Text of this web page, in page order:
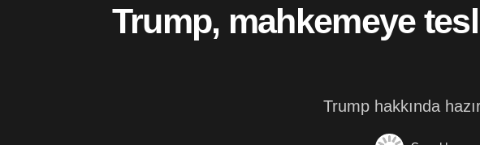
Trump, mahkemeye
Trump hakkında